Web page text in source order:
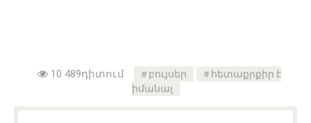
10 489դիտում բույսեր
հետաքրքիր է
իմանալ